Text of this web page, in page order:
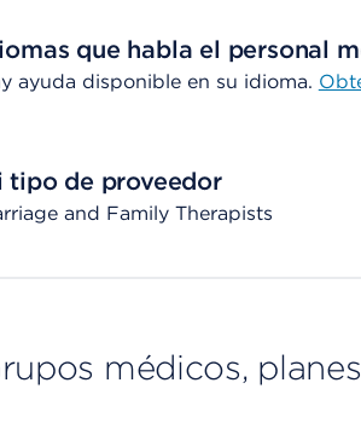
que habla el personal
ayuda disponible en su idioma.
tipo de proveedor
and Family Therapists
médicos,